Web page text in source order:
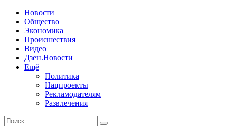
Новости
Общество
Экономика
Происшествия
Видео
Дзен.Новости
Ещё
Политика
Нацпроекты
Рекламодателям
Развлечения